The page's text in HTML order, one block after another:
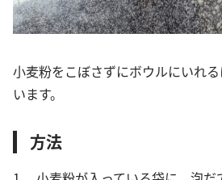
小麦粉をこぼさずにボウルにいれ
います。
方法